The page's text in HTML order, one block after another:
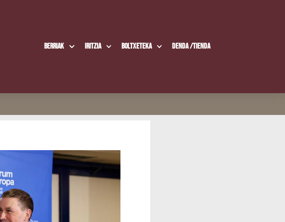
Berriak Iritzia Boltxe­te­ka Den­da /​Tien­da